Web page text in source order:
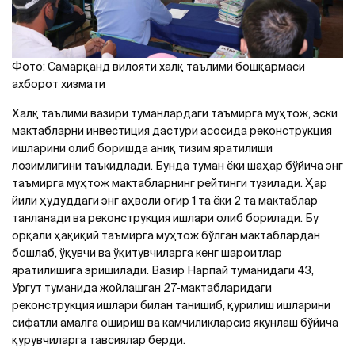
Фото: Самарқанд вилояти халқ таълими бошқармаси
ахборот хизмати
Халқ таълими вазири туманлардаги таъмирга муҳтож, эски
мактабларни инвестиция дастури асосида реконструкция
ишларини олиб боришда аниқ тизим яратилиши
лозимлигини таъкидлади. Бунда туман ёки шаҳар бўйича энг
таъмирга муҳтож мактабларнинг рейтинги тузилади. Ҳар
йили ҳудуддаги энг аҳволи оғир 1 та ёки 2 та мактаблар
танланади ва реконструкция ишлари олиб борилади. Бу
орқали ҳақиқий таъмирга муҳтож бўлган мактаблардан
бошлаб, ўқувчи ва ўқитувчиларга кенг шароитлар
яратилишига эришилади. Вазир Нарпай туманидаги 43,
Ургут туманида жойлашган 27-мактабларидаги
реконструкция ишлари билан танишиб, қурилиш ишларини
сифатли амалга ошириш ва камчиликларсиз якунлаш бўйича
қурувчиларга тавсиялар берди.